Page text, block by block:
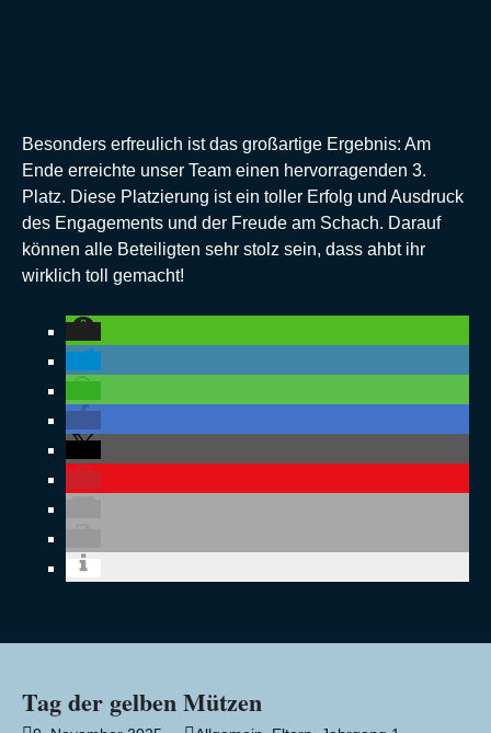
Besonders erfreulich ist das großartige Ergebnis: Am
Ende erreichte unser Team einen hervorragenden 3.
Platz. Diese Platzierung ist ein toller Erfolg und Ausdruck
des Engagements und der Freude am Schach. Darauf
können alle Beteiligten sehr stolz sein, dass ahbt ihr
wirklich toll gemacht!
Tag der gelben Mützen